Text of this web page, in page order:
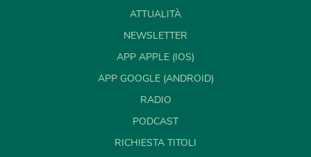
ATTUALITÀ
NEWSLETTER
APP APPLE (IOS)
APP GOOGLE (ANDROID)
RADIO
PODCAST
RICHIESTA TITOLI